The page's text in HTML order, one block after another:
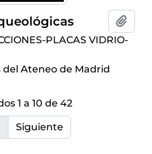
PLACAS VIDRIO-
del Ateneo de Madrid
1 a 10 de 42
Siguiente